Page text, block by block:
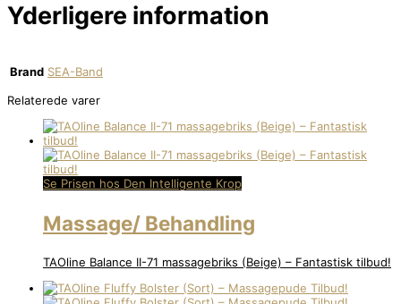
Yderligere information
Brand SEA-Band
Relaterede varer
Se Prisen hos Den Intelligente Krop
Massage/ Behandling
TAOline Balance II-71 massagebriks (Beige) – Fantastisk tilbud!